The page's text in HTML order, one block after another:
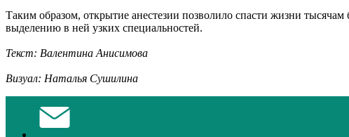
Таким образом, открытие анестезии позволило спасти жизни
выделению в ней узких специальностей.
Текст: Валентина Анисимова
Визуал: Наталья Сушилина